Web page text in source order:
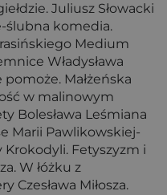
Juliusz Słowacki
ślubna komedia.
Medium
Władysława
Małżeńska
w malinowym
Bolesława Leśmiana
Marii Pawlikowskiej-
Krokodyli. Fetyszyzm i
W łóżku z
Czesława Miłosza.